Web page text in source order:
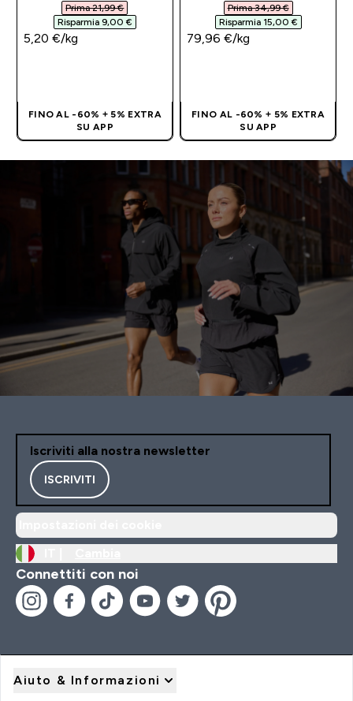
Prima 21,99 €‎
Risparmia 9,00 €‎
5,20 €‎/kg
FINO AL -60% + 5% EXTRA
SU APP
Prima 34,99 €‎
Risparmia 15,00 €‎
79,96 €‎/kg
FINO AL -60% + 5% EXTRA
SU APP
Iscriviti alla nostra newsletter
ISCRIVITI
Connettiti con noi
Aiuto & Informazioni